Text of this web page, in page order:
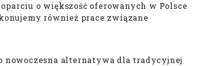
o większość oferowanych w Polsce
również prace związane
nowoczesna alternatywa dla tradycyjnej